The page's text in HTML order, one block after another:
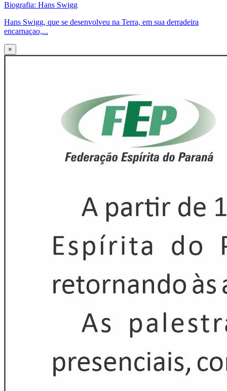
Biografia: Hans Swigg
Hans Swigg, que se desenvolveu na Terra, em sua derradeira
encarnaçao,...
×